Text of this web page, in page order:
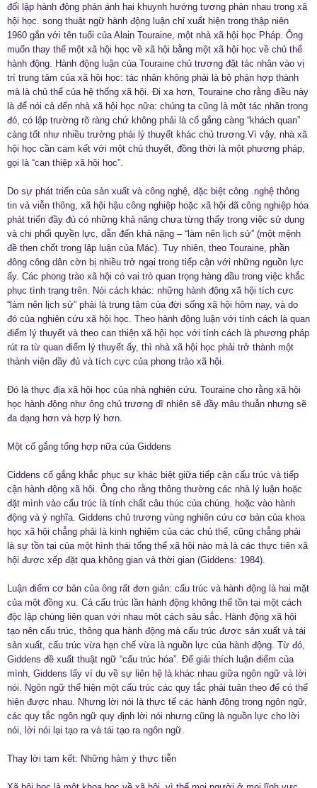
đối lập hành động phản ánh hai khuynh hướng tương phản nhau trong xã
hội học. song thuật ngữ hành động luận chỉ xuất hiện trong thập niên
1960 gắn với tên tuổi của Alain Touraine, một nhà xã hội học Pháp. Ông
muốn thay thế một xã hội học về xã hội bằng một xã hội học về chủ thể
hành động. Hành động luận của Touraine chủ trương đặt tác nhân vào vị
trí trung tâm của xã hội học: tác nhân không phải là bộ phận hợp thành
mà là chủ thể của hệ thống xã hội. Đi xa hơn, Touraine cho rằng điều này
là để nói cả đến nhà xã hội học nữa: chúng ta cũng là một tác nhân trong
đó, có lập trường rõ ràng chứ không phải là cố gắng càng “khách quan”
càng tốt như nhiều trường phái lý thuyết khác chủ trương.Vì vậy, nhà xã
hội học cần cam kết với một chủ thuyết, đồng thời là một phương pháp,
gọi là “can thiệp xã hội học”.
Do sự phát triển của sản xuất và công nghệ, đặc biệt công .nghệ thông
tin và viễn thông, xã hội hậu công nghiệp hoặc xã hội đã công nghiệp hóa
phát triển đầy đủ có những khả năng chưa từng thấy trong việc sử dụng
và chi phối quyền lực, dẫn đến khả nặng – “làm nên lịch sử” (một mệnh
đề then chốt trong lập luận của Mác). Tuy nhiên, theo Touraine, phần
đông công dân cờn bị nhiều trở ngại trong tiếp cận với những nguồn lực
ấy. Các phong trào xã hội có vai trò quan trọng hàng đầu trong việc khắc
phục tình trạng trên. Nói cách khác: những hành động xã hội tích cực
“làm nên lịch sử” phải là trung tâm của đời sống xã hội hôm nay, và do
đó của nghiên cứu xã hội học. Theo hành động luận với tính cách là quan
điểm lý thuyết và theo can thiện xã hội học với tính cách là phương pháp
rút ra từ quan điểm lý thuyết ấy, thì nhà xã hội học phải trở thành một
thành viên đầy đủ và tích cực của phong trào xã hội.
Đó là thực địa xã hội học của nhà nghiên cứu. Touraine cho rằng xã hội
học hành động như ông chủ trương dĩ nhiên sẽ đầy mâu thuẫn nhưng sẽ
đa dạng hơn và hợp lý hơn.
Một cố gắng tổng hợp nữa của Giddens
Ciddens cố gắng khắc phục sự khác biệt giữa tiếp cận cấu trúc và tiếp
cận hành động xã hội. Ông cho rằng thông thường các nhà lý luận hoặc
đặt mình vào cấu trúc là tính chất câu thúc của chúng. hoặc vào hành
động và ý nghĩa. Giddens chủ trương vùng nghiên cứu cơ bản của khoa
học xã hội chẳng phải là kinh nghiệm của các chủ thể, cũng chẳng phải
là sự tồn tại của một hình thái tổng thể xã hội nào mà là các thực tiên xã
hội được xếp đặt qua không gian và thời gian (Giddens: 1984).
Luận điểm cơ bản của ông rất đơn giản: cấu trúc và hành động là hai mặt
của một đồng xu. Cả cấu trúc lần hành động không thế tồn tại một cách
độc lập chúng liên quan với nhau một cách sâu sắc. Hành động xã hội
tạo nên cấu trúc, thông qua hành động mà cấu trúc được sản xuất và tái
sản xuất, cấu trúc vừa hạn chế vừa là nguồn lực của hành động. Từ đó,
Giddens đề xuất thuật ngữ “cấu trúc hóa”. Để giải thích luận điểm của
mình, Giddens lấy ví dụ về sự liên hệ là khác nhau giữa ngôn ngữ và lời
nói. Ngôn ngữ thể hiện một cấu trúc các quy tắc phải tuân theo để có thể
hiện được nhau. Nhưng lời nói là thực tế các hành động trong ngôn ngữ,
các quy tắc ngôn ngữ quy định lời nói nhưng cũng là nguồn lực cho lời
nói, lời nói lại tạo ra và tái tạo ra ngôn ngữ.
Thay lời tạm kết: Những hàm ý thực tiễn